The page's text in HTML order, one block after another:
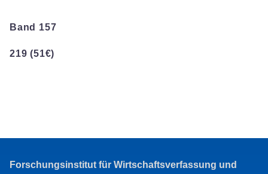
Band 157
219 (51€)
Forschungsinstitut für Wirtschaftsverfassung und